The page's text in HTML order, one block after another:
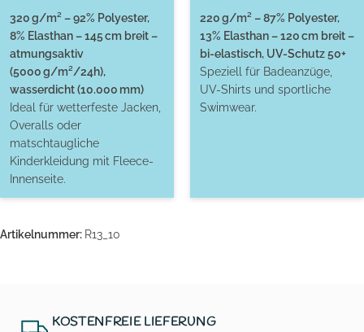
320 g/m² – 92% Polyester,
8% Elasthan – 145 cm breit –
atmungsaktiv
(5000 g/m²/24h),
wasserdicht (10.000 mm)
Ideal für wetterfeste Jacken,
Overalls oder
matschtaugliche
Kinderkleidung mit Fleece-
Innenseite.
220 g/m² – 87% Polyester,
13% Elasthan – 120 cm breit –
bi-elastisch, UV-Schutz 50+
Speziell für Badeanzüge,
UV-Shirts und sportliche
Swimwear.
Artikelnummer: R13_10
KOSTENFREIE LIEFERUNG